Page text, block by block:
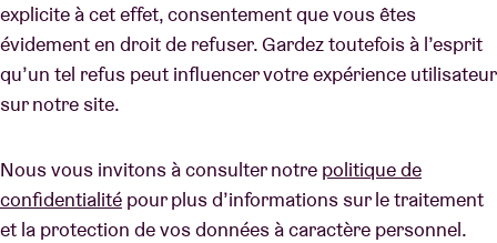
explicite à cet effet, consentement que vous êtes
évidement en droit de refuser. Gardez toutefois à l’esprit
qu’un tel refus peut influencer votre expérience utilisateur
sur notre site.
Nous vous invitons à consulter notre politique de
confidentialité pour plus d’informations sur le traitement
et la protection de vos données à caractère personnel.